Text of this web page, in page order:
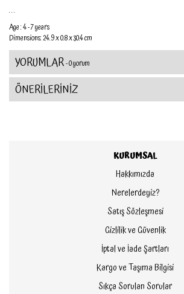
. . .
Age : 4 - 7 years
Dimensions: 24.9 x 0.8 x 30.4 cm
YORUMLAR- 0 yorum
ÖNERİLERİNİZ
KURUMSAL
Hakkımızda
Nerelerdeyiz?
Satış Sözleşmesi
Gizlilik ve Güvenlik
İptal ve İade Şartları
Kargo ve Taşıma Bilgisi
Sıkça Sorulan Sorular